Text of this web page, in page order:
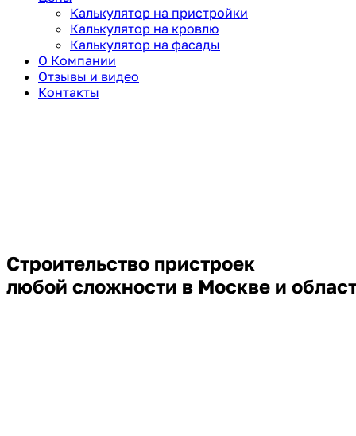
Калькулятор на пристройки
Калькулятор на кровлю
Калькулятор на фасады
О Компании
Отзывы и видео
Контакты
Строительство пристроек
любой сложности в Москве и